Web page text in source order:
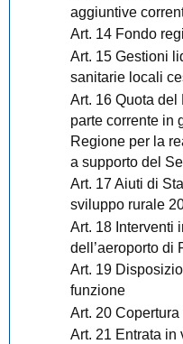
aggiuntive
Art. 14 Fondo
Art. 15 Gestioni
sanitarie locali
Art. 16 Quota
parte corrente in
Regione per la
a supporto del
Art. 17 Aiuti di
sviluppo rurale
Art. 18 Interventi
dell’aeroporto di
Art. 19
funzione
Art. 20
Art. 21 Entrata in